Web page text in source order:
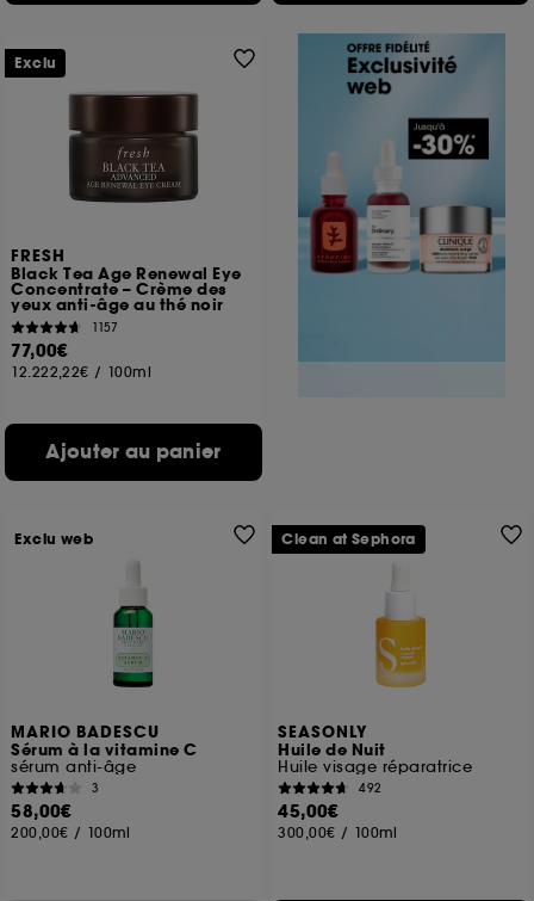
FRESH
Black Tea Age Renewal Eye
Concentrate – Crème des
yeux anti-âge au thé noir
1157
77,00€
12.222,22€ / 100ml
Ajouter au panier
Exclu
MARIO BADESCU
Sérum à la vitamine C
sérum anti-âge
3
58,00€
200,00€ / 100ml
Exclu web
SEASONLY
Huile de Nuit
Huile visage réparatrice
492
45,00€
300,00€ / 100ml
Clean at Sephora